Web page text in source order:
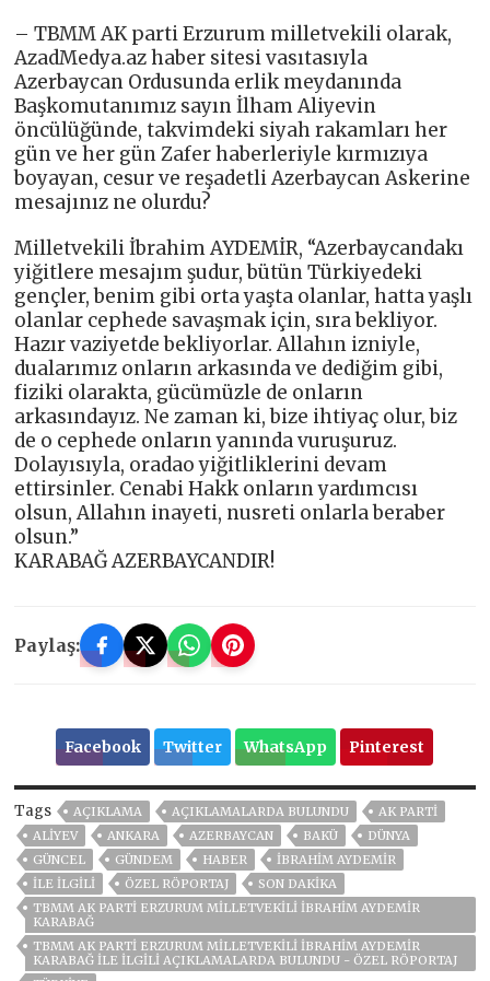
– TBMM AK parti Erzurum milletvekili olarak,
AzadMedya.az haber sitesi vasıtasıyla
Azerbaycan Ordusunda erlik meydanında
Başkomutanımız sayın İlham Aliyevin
öncülüğünde, takvimdeki siyah rakamları her
gün ve her gün Zafer haberleriyle kırmızıya
boyayan, cesur ve reşadetli Azerbaycan Askerine
mesajınız ne olurdu?
Milletvekili İbrahim AYDEMİR, “Azerbaycandakı
yiğitlere mesajım şudur, bütün Türkiyedeki
gençler, benim gibi orta yaşta olanlar, hatta yaşlı
olanlar cephede savaşmak için, sıra bekliyor.
Hazır vaziyetde bekliyorlar. Allahın izniyle,
dualarımız onların arkasında ve dediğim gibi,
fiziki olarakta, gücümüzle de onların
arkasındayız. Ne zaman ki, bize ihtiyaç olur, biz
de o cephede onların yanında vuruşuruz.
Dolayısıyla, oradao yiğitliklerini devam
ettirsinler. Cenabi Hakk onların yardımcısı
olsun, Allahın inayeti, nusreti onlarla beraber
olsun.”
KARABAĞ AZERBAYCANDIR!
Paylaş:
Facebook Twitter WhatsApp Pinterest
Tags AÇIKLAMA AÇIKLAMALARDA BULUNDU
AK PARTİ
ALIYEV
ANKARA AZERBAYCAN BAKÜ
DÜNYA
GÜNCEL
GÜNDEM HABER
İBRAHİM AYDEMİR
İLE İLGİLİ
ÖZEL RÖPORTAJ
SON DAKIKA
TBMM AK PARTİ ERZURUM MİLLETVEKİLİ İBRAHİM AYDEMİR
KARABAĞ
TBMM AK PARTİ ERZURUM MİLLETVEKİLİ İBRAHİM AYDEMİR
KARABAĞ İLE İLGİLİ AÇIKLAMALARDA BULUNDU - ÖZEL RÖPORTAJ